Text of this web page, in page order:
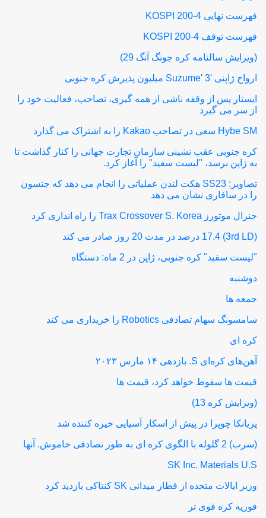
فهرست نهایی KOSPI 200-4
فهرست توقف KOSPI 200-4
(ویرایش سالنامه کره جونگ آنگ 29)
ارواح ژاپنی 'Suzume' 3 میلیون پذیرش کره جنوبی
ایستار پس از وقفه ناشی از همه گیری، تصاحب، فعالیت خود را
از سر می گیرد
Hybe SM سعی در تصاحب Kakao را به اشتراک می گذارد
کره جنوبی عقب نشینی سازمان تجارت جهانی را کنار گذاشت تا
به ژاپن برسد، "لیست سفید" را آغاز کرد.
تصاویر: SS23 هکت لندن عملیاتی را انجام می دهد که جنسون
را در سافاری نشان می دهد
جنرال موتورز Trax Crossover S. Korea را راه اندازی کرد
(3rd LD) 17.4 درصد در مدت 20 روز صادر می کند
"لیست سفید" کره جنوبی، ژاپن در 2 ماه: دستگاه
دوشنبه
جمعه ها
سامسونگ سهام تصادفی Robotics را خریداری می کند
کره ای
آهن‌های کره‌ای S. بازدهی ۱۴ مارس ۲۰۲۳
قیمت ها سقوط خواهد کرد، قیمت ها
(ویرایش کره 13)
پریانکا چوپرا در پیش از اسکار آسیایی خیره کننده شد
(سرب) 2 گلوله با الگوی کره ای به طور تصادفی خاموش. آنها
SK Inc. Materials U.S
وزیر ایالات متحده از قطار میدانی SK کنتاکی بازدید کرد
فوریه کره قوی تر